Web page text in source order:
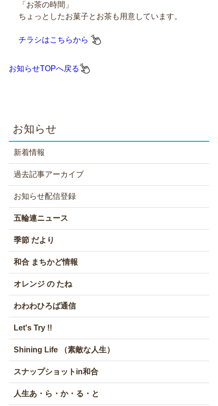
「お茶の時間」
ちょっとしたお菓子とお茶も用意しています。
チラシはこちらから
お知らせTOPへ戻る
お知らせ
新着情報
過去記事アーカイブ
お知らせ配信登録
五輪連ニュース
季節 だより
和合 まちかど情報
オレンジ の たね
わわわひろば通信
Let's Try !!
Shining Life （素敵な人生）
スナップショットin和合
人生あ・ら・か・る・と